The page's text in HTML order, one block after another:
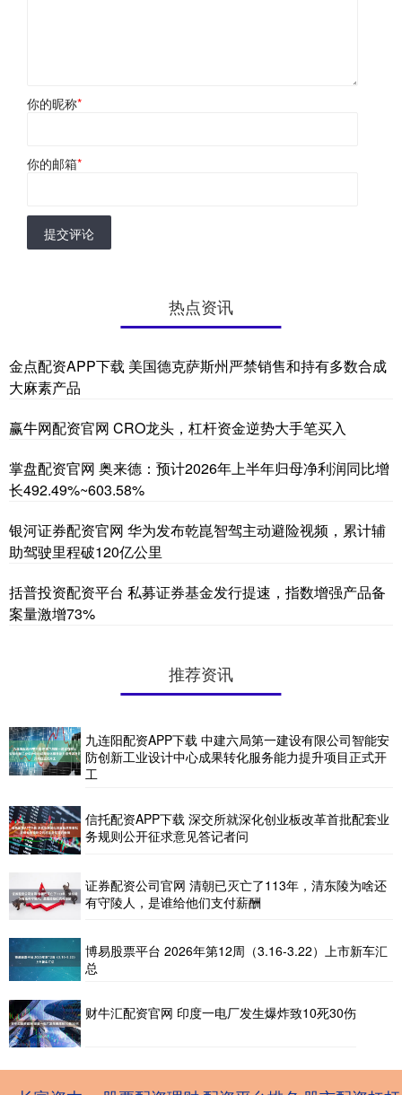
你的昵称*
你的邮箱*
提交评论
热点资讯
金点配资APP下载 美国德克萨斯州严禁销售和持有多数合成
大麻素产品
赢牛网配资官网 CRO龙头，杠杆资金逆势大手笔买入
掌盘配资官网 奥来德：预计2026年上半年归母净利润同比增
长492.49%~603.58%
银河证券配资官网 华为发布乾崑智驾主动避险视频，累计辅
助驾驶里程破120亿公里
括普投资配资平台 私募证券基金发行提速，指数增强产品备
案量激增73%
推荐资讯
九连阳配资APP下载 中建六局第一建设有限公司智能安
防创新工业设计中心成果转化服务能力提升项目正式开
工
信托配资APP下载 深交所就深化创业板改革首批配套业
务规则公开征求意见答记者问
证券配资公司官网 清朝已灭亡了113年，清东陵为啥还
有守陵人，是谁给他们支付薪酬
博易股票平台 2026年第12周（3.16-3.22）上市新车汇
总
财牛汇配资官网 印度一电厂发生爆炸致10死30伤